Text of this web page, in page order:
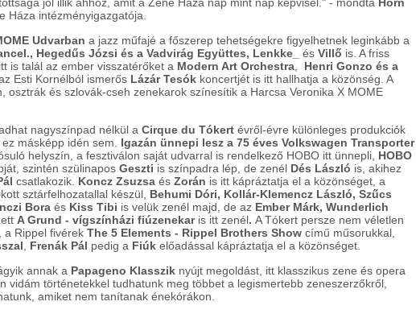
jól illik ahhoz, amit a Zene Háza nap mint nap képvisel." - mondta Horn
Háza intézményigazgatója.
Udvarban a jazz műfajé a főszerep tehetségekre figyelhetnek leginkább a
Hegedűs Józsi és a Vadvirág Együttes, Lenkke_ és Villő is. A friss
is talál az ember visszatérőket a Modern Art Orchestra, Henri Gonzo és a
Esti Kornélból ismerős Lázár Tesók koncertjét is itt hallhatja a közönség. A
osztrák és szlovák-cseh zenekarok színesítik a Harcsa Veronika X MOME
nagyszínpad nélkül a Cirque du Tókert évről-évre különleges produkciók
másképp idén sem. Igazán ünnepi lesz a 75 éves Volkswagen Transporter
helyszín, a fesztiválon saját udvarral is rendelkező HOBO itt ünnepli, HOBO
szintén szülinapos Geszti is színpadra lép, de zenél Dés László is, akihez
csatlakozik. Koncz Zsuzsa és Zorán is itt kápráztatja el a közönséget, a
sztárfelhozatallal készül, Behumi Dóri, Kollár-Klemencz László, Szűcs
Bora és Kiss Tibi is velük zenél majd, de az Ember Márk, Wunderlich
A Grund - vígszínházi fiúzenekar is itt zenél. A Tókert persze nem véletlen
a Rippel fivérek The 5 Elements - Rippel Brothers Show című műsorukkal,
, Frenák Pál pedig a Fiúk előadással kápráztatja el a közönséget.
annak a Papageno Klasszik nyújt megoldást, itt klasszikus zene és opera
vidám történetekkel tudhatunk meg többet a legismertebb zeneszerzőkről,
amiket nem tanítanak énekórákon.